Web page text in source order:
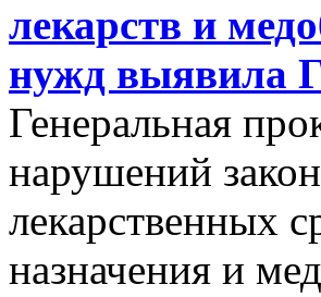
лекарств и
нужд выявила
Генеральная
нарушений
лекарственных
назначения и